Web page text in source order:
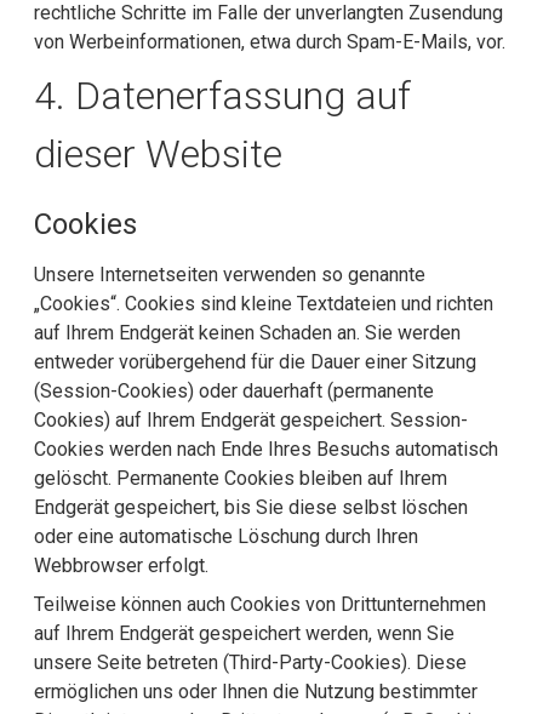
rechtliche Schritte im Falle der unverlangten Zusendung
von Werbeinformationen, etwa durch Spam-E-Mails, vor.
4. Datenerfassung auf
dieser Website
Cookies
Unsere Internetseiten verwenden so genannte
„Cookies“. Cookies sind kleine Textdateien und richten
auf Ihrem Endgerät keinen Schaden an. Sie werden
entweder vorübergehend für die Dauer einer Sitzung
(Session-Cookies) oder dauerhaft (permanente
Cookies) auf Ihrem Endgerät gespeichert. Session-
Cookies werden nach Ende Ihres Besuchs automatisch
gelöscht. Permanente Cookies bleiben auf Ihrem
Endgerät gespeichert, bis Sie diese selbst löschen
oder eine automatische Löschung durch Ihren
Webbrowser erfolgt.
Teilweise können auch Cookies von Drittunternehmen
auf Ihrem Endgerät gespeichert werden, wenn Sie
unsere Seite betreten (Third-Party-Cookies). Diese
ermöglichen uns oder Ihnen die Nutzung bestimmter